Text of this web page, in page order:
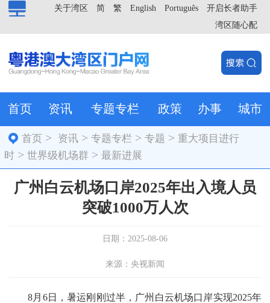
开启长者助手
Português
English
繁
简
关于湾区
湾区随心配
首页 资讯 专题专栏 政策 办事 城市
首页 > 资讯 >专题专栏 >专题 >重大项目进行
时 > 世界级机场群 > 最新进展
广州白云机场口岸2025年出入境人员
突破1000万人次
日期：2025-08-06
来源：央视新闻
8月6日，暑运刚刚过半，广州白云机场口岸实现2025年